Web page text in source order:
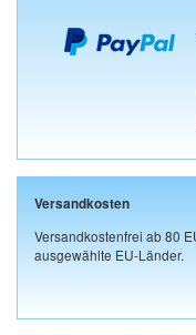
Versandkosten
Versandkostenfrei ab 80
ausgewählte EU-Länder.